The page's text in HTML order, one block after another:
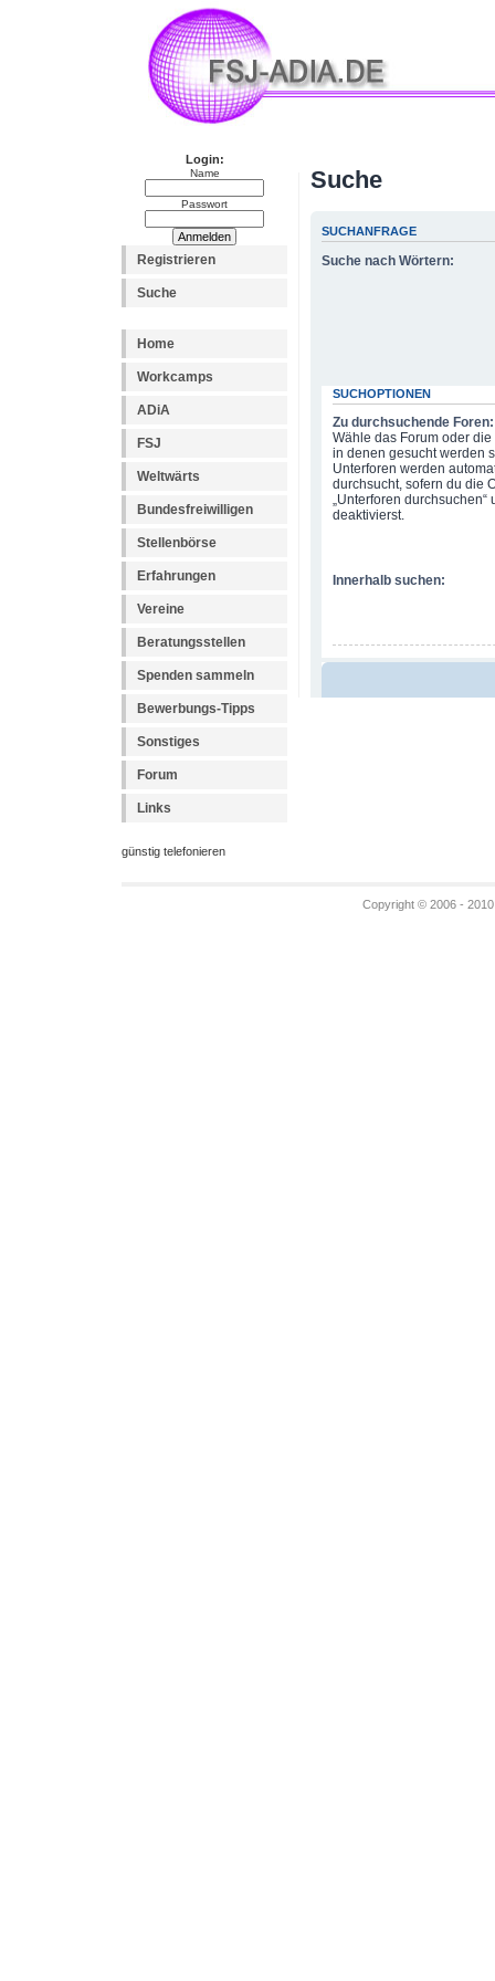
Login:
Name
Passwort
Registrieren
Suche
Home
Workcamps
ADiA
FSJ
Weltwärts
Bundesfreiwilligen
Stellenbörse
Erfahrungen
Vereine
Beratungsstellen
Spenden sammeln
Bewerbungs-Tipps
Sonstiges
Forum
Links
günstig telefonieren
Suche
SUCHANFRAGE
Suche nach Wörtern:
SUCHOPTIONEN
Zu durchsuchende Foren:
Wähle das Forum oder die
in denen gesucht werden
Unterforen werden
durchsucht, sofern du die
„Unterforen durchsuchen“
deaktivierst.
Innerhalb suchen:
Copyright © 2006 -